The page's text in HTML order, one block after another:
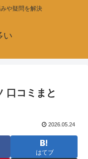
や疑問を解決
い
口コミまと
2026.05.24
はてブ